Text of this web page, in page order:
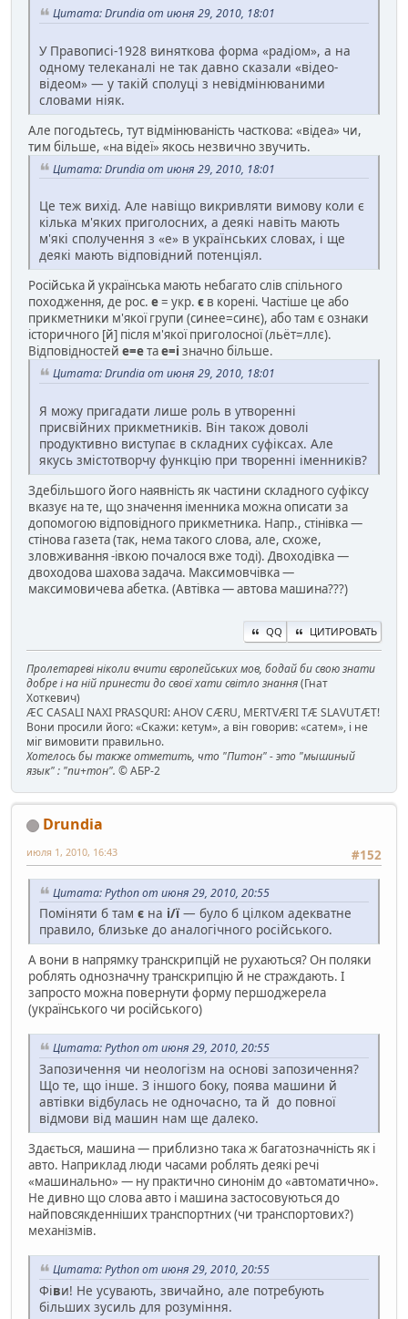
Цитата: Drundia от июня 29, 2010, 18:01
У Правописі-1928 виняткова форма «радіом», а на
одному телеканалі не так давно сказали «відео-
відеом» — у такій сполуці з невідмінюваними
словами ніяк.
Але погодьтесь, тут відмінюваність часткова: «відеа» чи,
тим більше, «на відеї» якось незвично звучить.
Цитата: Drundia от июня 29, 2010, 18:01
Це теж вихід. Але навіщо викривляти вимову коли є
кілька м'яких приголосних, а деякі навіть мають
м'які сполучення з «е» в українських словах, і ще
деякі мають відповідний потенціял.
Російська й українська мають небагато слів спільного
походження, де рос. е= укр. є в корені. Частіше це або
прикметники м'якої групи (синее=синє), або там є ознаки
історичного [й] після м'якої приголосної (льёт=ллє).
Відповідностей е=етае=і значно більше.
Цитата: Drundia от июня 29, 2010, 18:01
Я можу пригадати лише роль в утворенні
присвійних прикметників. Він також доволі
продуктивно виступає в складних суфіксах. Але
якусь змістотворчу функцію при творенні іменників?
Здебільшого його наявність як частини складного суфіксу
вказує на те, що значення іменника можна описати за
допомогою відповідного прикметника. Напр., стінівка —
стінова газета (так, нема такого слова, але, схоже,
зловживання -івкою почалося вже тоді). Двоходівка —
двоходова шахова задача. Максимовчівка —
максимовичева абетка. (Автівка — автова машина???)
QQ ЦИТИРОВАТЬ
Пролетареві ніколи вчити європейських мов, бодай би свою знати
добре і на ній принести до своєї хати світло знання(Гнат
Хоткевич)
ÆC CASALI NAXI PRASQURI: AHOV CÆRU, MERTVÆRI TÆ SLAVUTÆT!
Вони просили його: «Скажи: кетум», а він говорив: «сатем», і не
міг вимовити правильно.
Хотелось бы также отметить, что "Питон" - это "мышиный
язык" : "пи+тон". © АБР-2
Drundia
#152
июля 1, 2010, 16:43
Цитата: Python от июня 29, 2010, 20:55
Поміняти б там є на і/ї— було б цілком адекватне
правило, близьке до аналогічного російського.
А вони в напрямку транскрипцій не рухаються? Он поляки
роблять однозначну транскрипцію й не страждають. І
запросто можна повернути форму першоджерела
(українського чи російського)
Цитата: Python от июня 29, 2010, 20:55
Запозичення чи неологізм на основі запозичення?
Що те, що інше. З іншого боку, поява машини й
автівки відбулась не одночасно, та й до повної
відмови від машин нам ще далеко.
Здається, машина — приблизно така ж багатозначність як і
авто. Наприклад люди часами роблять деякі речі
«машинально» — ну практично синонім до «автоматично».
Не дивно що слова авто і машина застосовуються до
найповсякденніших транспортних (чи транспортових?)
механізмів.
Цитата: Python от июня 29, 2010, 20:55
Фіви! Не усувають, звичайно, але потребують
більших зусиль для розуміння.